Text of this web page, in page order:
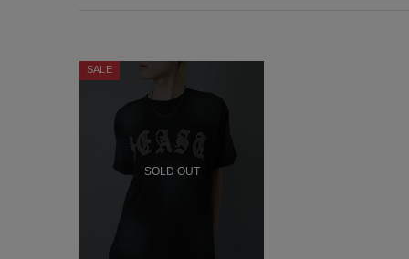
SOLD OUT
SALE